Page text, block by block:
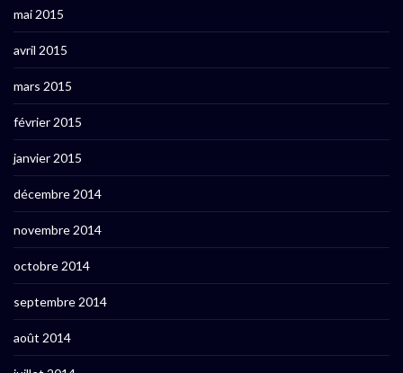
mai 2015
avril 2015
mars 2015
février 2015
janvier 2015
décembre 2014
novembre 2014
octobre 2014
septembre 2014
août 2014